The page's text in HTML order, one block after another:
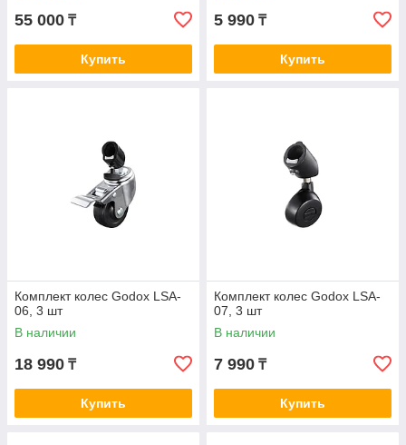
55 000 ₸
Купить
5 990 ₸
Купить
Комплект колес Godox LSA-
06, 3 шт
В наличии
18 990 ₸
Купить
Комплект колес Godox LSA-
07, 3 шт
В наличии
7 990 ₸
Купить